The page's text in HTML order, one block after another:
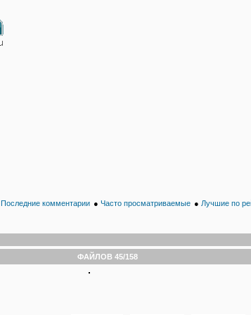
Последние комментарии ● Часто просматриваемые ● Лучшие по
ФАЙЛОВ 45/158